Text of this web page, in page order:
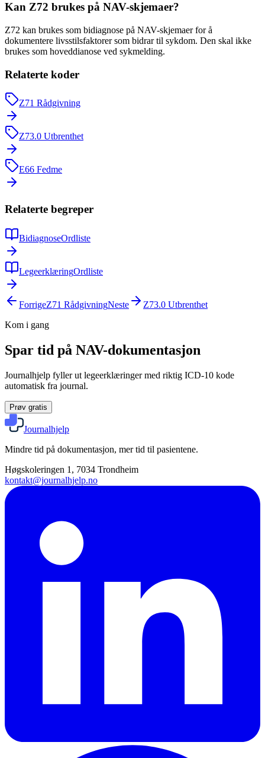
Kan Z72 brukes på NAV-skjemaer?
Z72 kan brukes som bidiagnose på NAV-skjemaer for å
dokumentere livsstilsfaktorer som bidrar til sykdom. Den skal ikke
brukes som hoveddianose ved sykmelding.
Relaterte koder
Z71 Rådgivning
Z73.0 Utbrenthet
E66 Fedme
Relaterte begreper
BidiagnoseOrdliste
LegeerklæringOrdliste
ForrigeZ71 RådgivningNeste Z73.0 Utbrenthet
Kom i gang
Spar tid på NAV-dokumentasjon
Journalhjelp fyller ut legeerklæringer med riktig ICD-10 kode
automatisk fra journal.
Prøv gratis
Journalhjelp
Mindre tid på dokumentasjon, mer tid til pasientene.
Høgskoleringen 1, 7034 Trondheim
kontakt@journalhjelp.no